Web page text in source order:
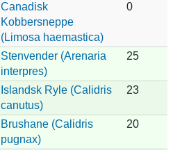
Canadisk
Kobbersneppe
(Limosa haemastica)
0
Stenvender (Arenaria
interpres)
25
Islandsk Ryle (Calidris
canutus)
23
Brushane (Calidris
pugnax)
20